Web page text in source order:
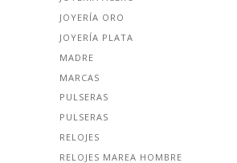
JOYERÍA ORO
JOYERÍA PLATA
MADRE
MARCAS
PULSERAS
PULSERAS
RELOJES
RELOJES MAREA HOMBRE